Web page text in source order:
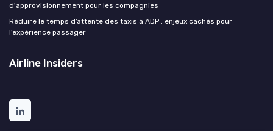
d'approvisionnement pour les compagnies
Réduire le temps d’attente des taxis à ADP : enjeux cachés pour
l’expérience passager
Airline Insiders